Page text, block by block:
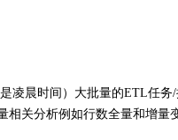
凌晨时间）大批量的ETL任
关分析例如行数全量和增